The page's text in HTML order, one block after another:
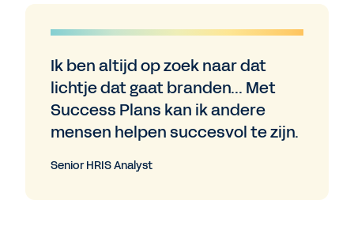
Ik ben altijd op zoek naar dat
lichtje dat gaat branden... Met
Success Plans kan ik andere
mensen helpen succesvol te zijn.
Senior HRIS Analyst